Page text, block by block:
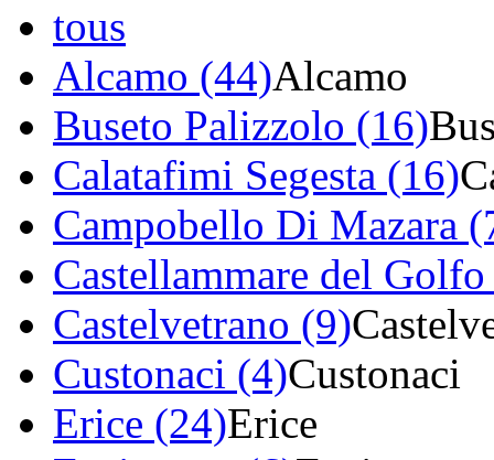
tous
Alcamo (44)Alcamo
Buseto Palizzolo (16)
Calatafimi Segesta (16)
Campobello Di Mazara
Castellammare del
Castelvetrano (9)
Custonaci (4)Custonaci
Erice (24)Erice